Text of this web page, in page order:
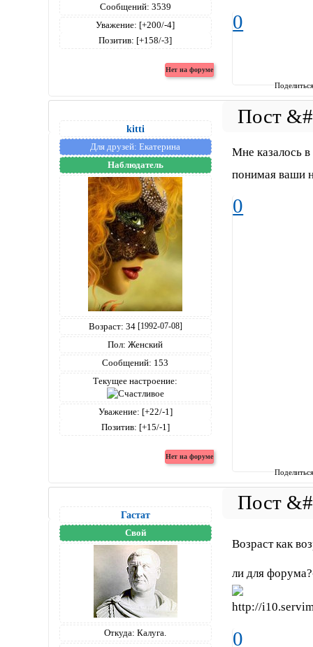
Сообщений: 3539
Уважение: [+200/-4]
Позитив: [+158/-3]
0
kitti
Для друзей: Екатерина
Наблюдатель
Возраст: 34 [1992-07-08]
Пол: Женский
Сообщений: 153
Текущее настроение:
Уважение: [+22/-1]
Позитив: [+15/-1]
Мне казалось
понимая ваши
0
Гастат
Свой
Откуда: Калуга.
Возраст как
ли для
0